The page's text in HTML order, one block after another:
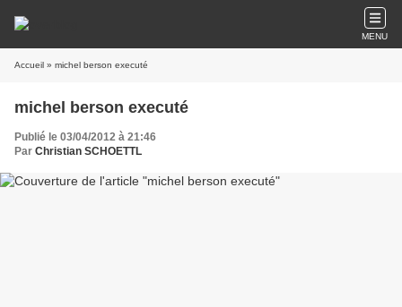
MENU
Accueil » michel berson executé
michel berson executé
Publié le 03/04/2012 à 21:46
Par Christian SCHOETTL